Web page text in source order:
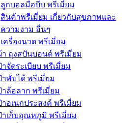
ลูกบอลมือบีบ พรีเมี่ยม
สินค้าพรีเมี่ยม เกี่ยวกับสุขภาพและ
ความงาม อื่นๆ
เครื่องนวด พรีเมี่ยม
า ถุงสปันบอนด์ พรีเมี่ยม
าจัดระเบียบ พรีเมี่ยม
าพับได้ พรีเมี่ยม
าล้อลาก พรีเมี่ยม
าอเนกประสงค์ พรีเมี่ยม
าเก็บอุณหภูมิ พรีเมี่ยม